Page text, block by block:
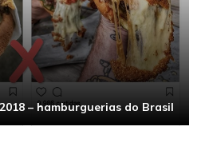
– hamburguerias do Brasil